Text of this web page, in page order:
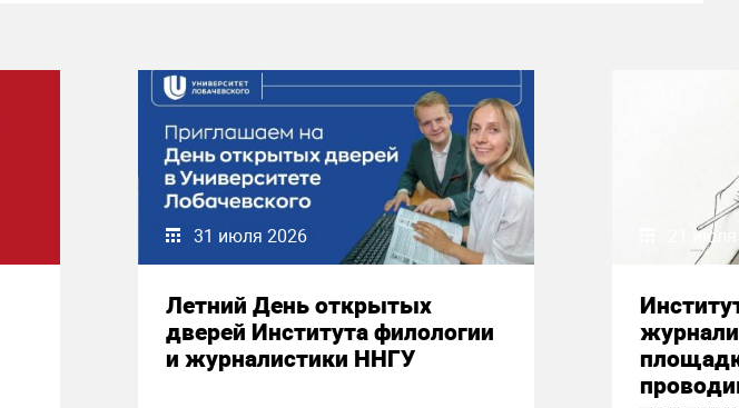
31 июля 2026
Летний День открытых
дверей Института филологии
и журналистики ННГУ
21